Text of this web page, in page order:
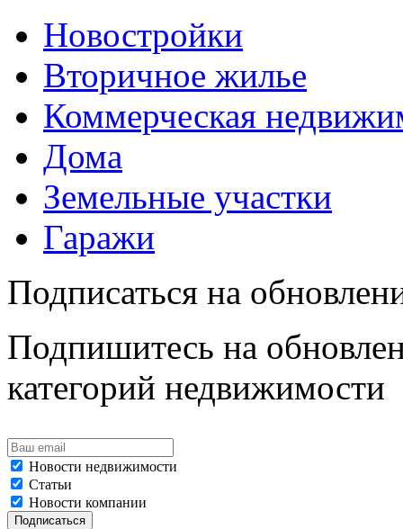
Новостройки
Вторичное жилье
Коммерческая
Дома
Земельные участки
Гаражи
Подписаться на
Подпишитесь на
категорий недвижимости
Новости недвижимости
Статьи
Новости компании